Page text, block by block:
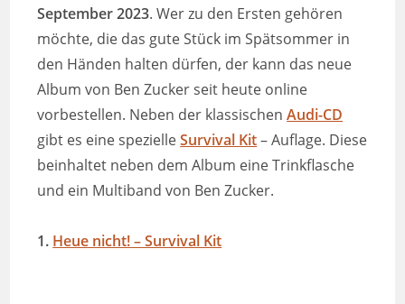
September 2023. Wer zu den Ersten gehören
möchte, die das gute Stück im Spätsommer in
den Händen halten dürfen, der kann das neue
Album von Ben Zucker seit heute online
vorbestellen. Neben der klassischenAudi-CD
gibt es eine spezielleSurvival Kit– Auflage. Diese
beinhaltet neben dem Album eine Trinkflasche
und ein Multiband von Ben Zucker.
1. Heue nicht! – Survival Kit